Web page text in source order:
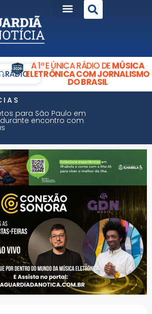
RÁDIO
A 1ª E ÚNICA RÁDIO DEMÚSICA
ELETRÔNICA COM JORNALISMO
DO BRASIL
para São Paulo em
encontro com